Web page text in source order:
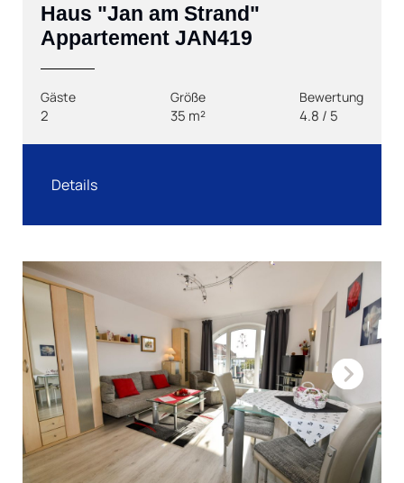
Haus "Jan am Strand"
Appartement JAN419
Gäste
2
Größe
35 m²
Bewertung
4.8 / 5
Details
Next